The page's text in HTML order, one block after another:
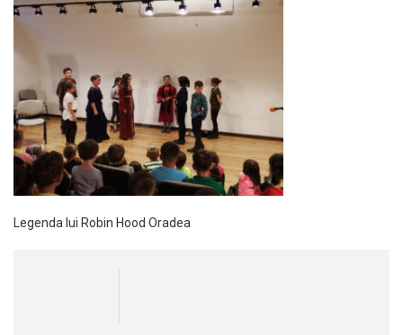
Legenda lui Robin Hood Oradea